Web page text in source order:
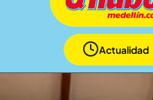
Actualidad